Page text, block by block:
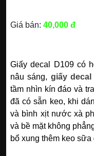
Giá bán: 40,000 đ
Giấy decal D109 có
nâu sáng, giấy decal
tầm nhìn kín đáo và
đã có sẵn keo, khi
và bình xịt nước xà
và bề mặt không
bổ xung thêm keo